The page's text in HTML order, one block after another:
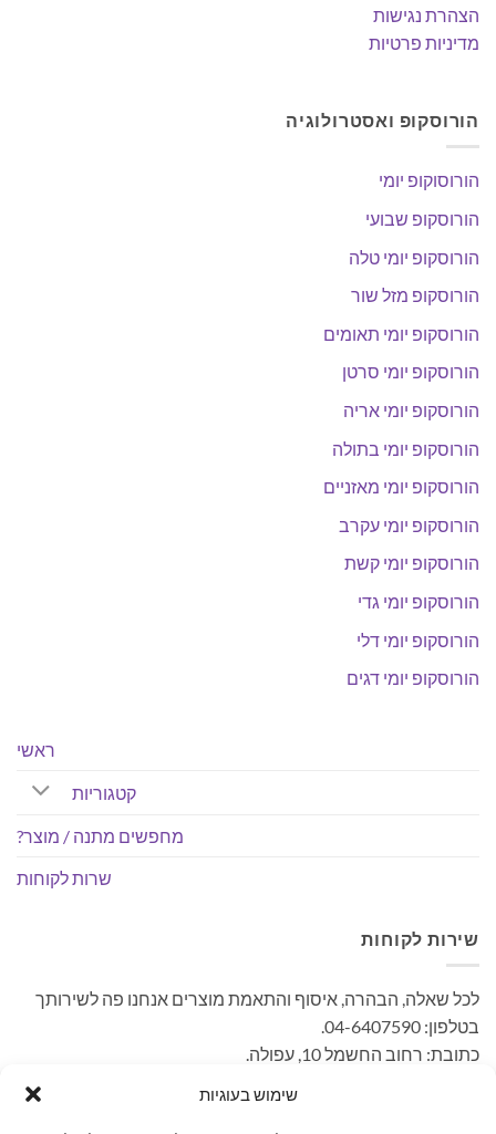
שימוש בעוגיות
הצהרת נגישות
מדיניות פרטיות
הורוסקופ ואסטרולוגיה
הורוסוקופ יומי
הורוסקופ שבועי
הורוסקופ יומי טלה
הורוסקופ מזל שור
הורוסקופ יומי תאומים
הורוסקופ יומי סרטן
הורוסקופ יומי אריה
הורוסקופ יומי בתולה
הורוסקופ יומי מאזניים
הורוסקופ יומי עקרב
הורוסקופ יומי קשת
הורוסקופ יומי גדי
הורוסקופ יומי דלי
הורוסקופ יומי דגים
ראשי
קטגוריות
מחפשים מתנה / מוצר?
שרות לקוחות
שירות לקוחות
לכל שאלה, הבהרה, איסוף והתאמת מוצרים אנחנו פה לשירותך
בטלפון: 04-6407590.
כתובת: רחוב החשמל 10, עפולה.
– קיימת אפשרות לאיסוף עצמי ללא עלות. בתאום מראש בימים